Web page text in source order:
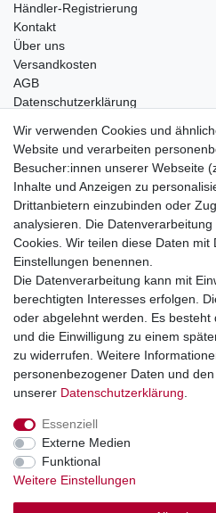
Händler-Registrierung
Kontakt
Über uns
Versandkosten
AGB
Datenschutzerklärung
Telefonische Beratung und
+49 2851 5895-0
Montag - Donnerstag: 08.00 -
Freitag: 08.00 - 16.00 Uhr
Wir sind ein Großhandel, bitte
Endkunde direkt an Ihren
Dank!
Widerrufs­recht Impressum
Wir verwenden Cookies und
Website und verarbeiten
Besucher:innen unserer Webseite
Inhalte und Anzeigen zu
Drittanbietern einzubinden oder
analysieren. Die
Cookies. Wir teilen diese Daten mit
Einstellungen benennen.
Die Datenverarbeitung kann mit
berechtigten Interesses erfolgen.
oder abgelehnt werden. Es besteht
und die Einwilligung zu einem
zu widerrufen. Weitere
personenbezogener Daten und
unserer Daten­schutz­erklärung
Essenziell
Externe Medien
Funktional
Weitere Einstellungen